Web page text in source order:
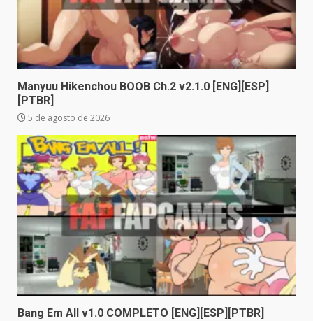
Manyuu Hikenchou BOOB Ch.2 v2.1.0 [ENG][ESP]
[PTBR]
5 de agosto de 2026
Bang Em All v1.0 COMPLETO [ENG][ESP][PTBR]